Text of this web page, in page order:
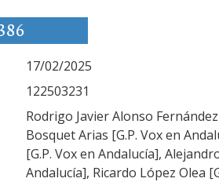
17/02/2025
122503231
Rodrigo Javier Alonso
Bosquet Arias [G.P. Vox en
[G.P. Vox en Andalucía],
Andalucía], Ricardo López Olea